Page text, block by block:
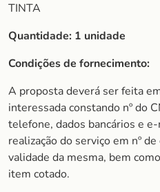
TINTA
Quantidade: 1 unidade
Condições de fornecimento:
A proposta deverá ser feita
interessada constando nº do
telefone, dados bancários e
realização do serviço em nº de
validade da mesma, bem
item cotado.